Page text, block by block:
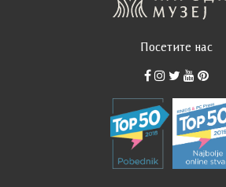
Посетите нас